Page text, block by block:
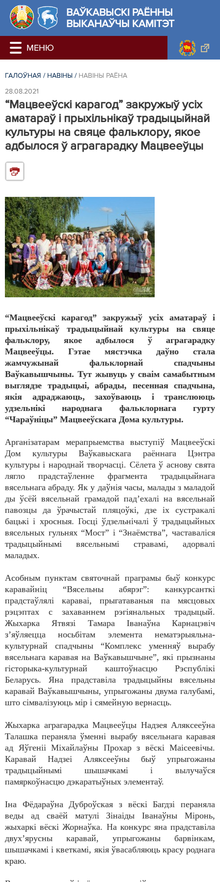
ВАЎКАВЫСКІ РАЁННЫ
ВЫКАНАЎЧЫ КАМІТЭТ
ГАЛОЎНАЯ / НАВIНЫ / НАВIНЫ РАЁНА
28.08.2021
“Мацвееўскі карагод” закружыў усіх
аматараў і прыхільнікаў традыцыйнай
культуры на свяце фальклору, якое
адбылося ў аграгарадку Мацвееўцы
“Мацвееўскі карагод” закружыў усіх аматараў і
прыхільнікаў традыцыйнай культуры на свяце
фальклору, якое адбылося ў аграгарадку
Мацвееўцы. Гэтае мястэчка даўно стала
жамчужынай фальклорнай спадчыны
Ваўкавышчыны. Тут жывуць у сваім самабытным
выглядзе традыцыі, абрады, песенная спадчына,
якія адраджаюць, захоўваюць і транслююць
удзельнікі народнага фальклорнага гурту
“Чараўніцы” Мацвееўскага Дома культуры.
Арганізатарам мерапрыемства выступіў Мацвееўскі
Дом культуры Ваўкавыскага раённага Цэнтра
культуры і народнай творчасці. Сёлета ў аснову свята
лягло прадстаўленне фрагмента традыцыйнага
вясельнага абраду. Як у даўнія часы, малады з маладой
ды ўсёй вясельнай грамадой пад’ехалі на вясельнай
павозцы да ўрачыстай пляцоўкі, дзе іх сустракалі
бацькі і хросныя. Госці ўдзельнічалі ў традыцыйных
вясельных гульнях “Мост” і “Знаёмства”, частаваліся
традыцыйнымі вясельнымі стравамі, адорвалі
маладых.
Асобным пунктам святочнай праграмы быў конкурс
каравайніц “Вясельны абярэг”: канкурсанткі
прадстаўлялі караваі, прыгатаваныя па мясцовых
рэцэптах с захаваннем рэгіянальных традыцый.
Жыхарка Ятвязі Тамара Іванаўна Карнацэвіч
з’яўляецца носьбітам элемента нематэрыяльна-
культурнай спадчыны “Комплекс уменняў вырабу
вясельнага каравая на Ваўкавышчыне”, які прызнаны
гісторыка-культурнай каштоўнасцю Рэспублікі
Беларусь. Яна прадставіла традыцыйны вясельны
каравай Ваўкавышчыны, упрыгожаны двума галубамі,
што сімвалізуюць мір і сямейную вернасць.
Жыхарка аграгарадка Мацвееўцы Надзея Аляксееўна
Талашка пераняла ўменні вырабу вясельнага каравая
ад Яўгеніі Міхайлаўны Прохар з вёскі Маісеевічы.
Каравай Надзеі Аляксееўны быў упрыгожаны
традыцыйнымі шышачкамі і вылучаўся
памяркоўнасцю дэкаратыўных элементаў.
Іна Фёдараўна Дуброўская з вёскі Багдзі пераняла
веды ад сваёй матулі Зінаіды Іванаўны Міронь,
жыхаркі вёскі Жорнаўка. На конкурс яна прадставіла
двух’ярусны каравай, упрыгожаны барвінкам,
шышачкамі і кветкамі, якія ўвасабляюць красу роднага
краю.